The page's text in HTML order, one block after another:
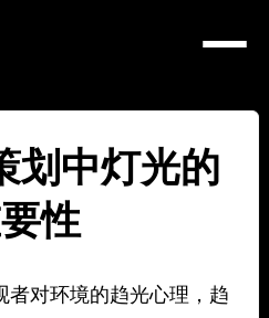
划中灯光的
性
者对环境的趋光心理，趋